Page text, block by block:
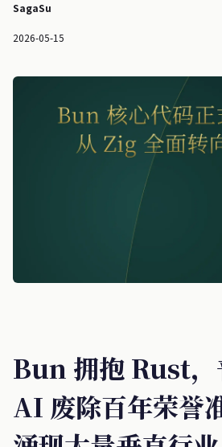
SagaSu
2026-05-15
Bun 拥抱 Rust，
AI 废除百年荣誉